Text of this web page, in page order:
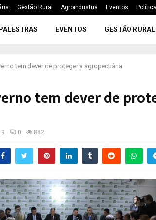
Gestão Rural Agroindustria Eventos
EVENTOS GESTÃO RURAL
tem dever de proteger a agropecuária
tem dever de
0 882